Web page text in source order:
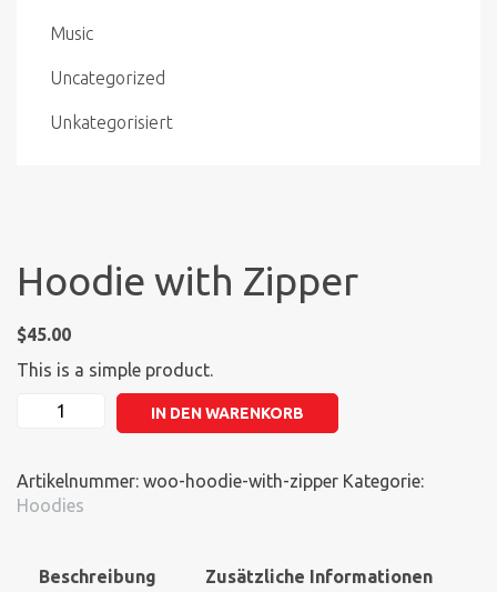
Music
Uncategorized
Unkategorisiert
Hoodie with Zipper
$45.00
This is a simple product.
Hoodie
Menge
IN DEN WARENKORB
Artikelnummer: woo-hoodie-with-zipper Kategorie:
Hoodies
Beschreibung Zusätzliche Informationen